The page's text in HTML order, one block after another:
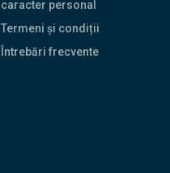
caracter personal
Termeni și condiții
Întrebări frecvente